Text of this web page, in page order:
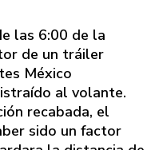
las 6:00 de la
de un tráiler
México
al volante.
recabada, el
sido un factor